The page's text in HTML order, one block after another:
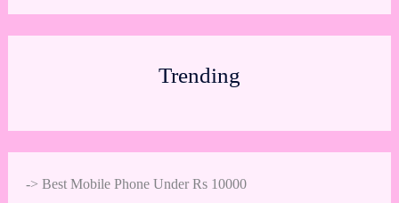
Trending
-> Best Mobile Phone Under Rs 10000